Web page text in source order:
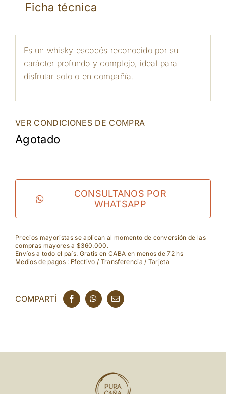
Ficha técnica
Es un whisky escocés reconocido por su
carácter profundo y complejo, ideal para
disfrutar solo o en compañía.
VER CONDICIONES DE COMPRA
Agotado
CONSULTANOS POR
WHATSAPP
Precios mayoristas se aplican al momento de conversión de las
compras mayores a $360.000.
Envíos a todo el país. Gratis en CABA en menos de 72 hs
Medios de pagos : Efectivo / Transferencia / Tarjeta
COMPARTÍ